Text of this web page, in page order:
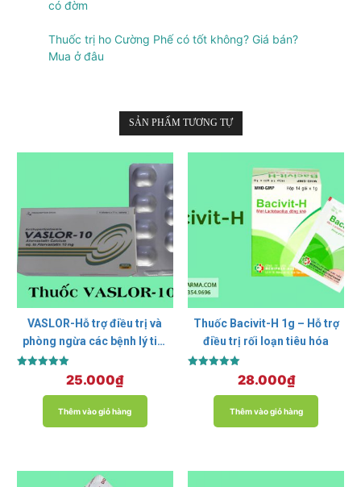
có đờm
Thuốc trị ho Cường Phế có tốt không? Giá bán?
Mua ở đâu
SẢN PHẨM TƯƠNG TỰ
VASLOR-Hỗ trợ điều trị và
phòng ngừa các bệnh lý tim
5.00
25.000₫
Thêm vào giỏ hàng
Thuốc Bacivit-H 1g – Hỗ trợ
điều trị rối loạn tiêu hóa
5.00
28.000₫
Thêm vào giỏ hàng